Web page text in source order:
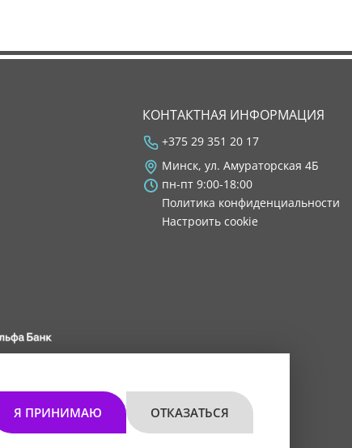
КОНТАКТНАЯ ИНФОРМАЦИЯ
+375 29 351 20 17
Минск, ул. Амураторская 4Б
пн-пт 9:00-18:00
Политика конфиденциальности
Настроить cookie
1027 0000"
30.11.2021 г.
Я ПРИНИМАЮ ОТКАЗАТЬСЯ